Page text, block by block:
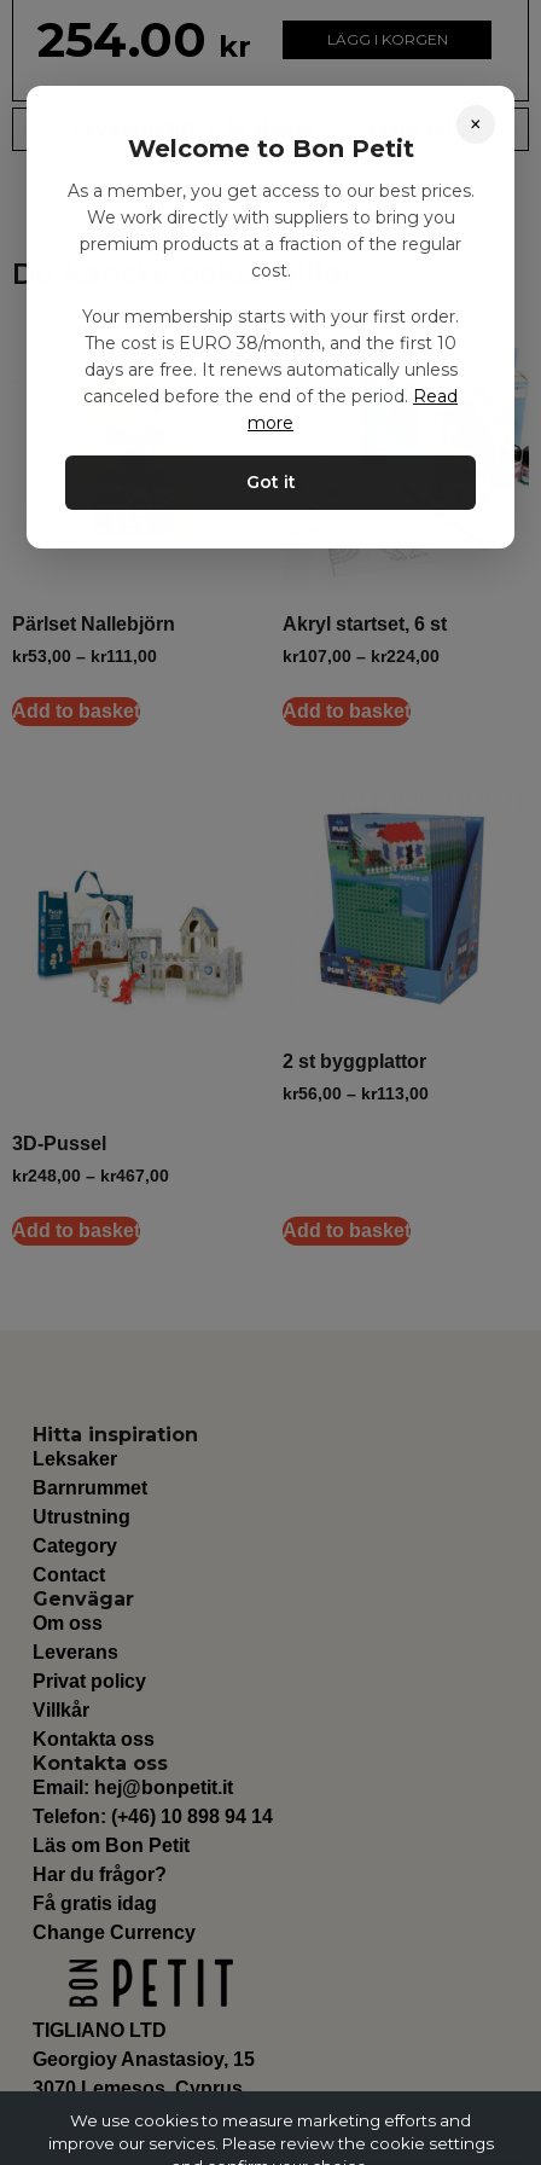
254.00 kr LÄGG I KORGEN
Frakt EURO 4
Du kanske också gillar
Pärlset Nallebjörn
kr53,00 – kr111,00
Add to basket
Akryl startset, 6 st
kr107,00 – kr224,00
Add to basket
3D-Pussel
kr248,00 – kr467,00
Add to basket
2 st byggplattor
kr56,00 – kr113,00
Add to basket
TIGLIANO LTD
Georgioy Anastasioy, 15
3070 Lemesos, Cyprus
ΗΕ 430179
Hitta inspiration
Leksaker
Barnrummet
Utrustning
Category
Contact
Genvägar
Om oss
Leverans
Privat policy
Villkår
Kontakta oss
Kontakta oss
Email: hej@bonpetit.it
Telefon: (+46) 10 898 94 14
Läs om Bon Petit
Har du frågor?
Få gratis idag
Change Currency
×
Welcome to Bon Petit
As a member, you get access to our best prices.
We work directly with suppliers to bring you
premium products at a fraction of the regular
cost.
Your membership starts with your first order.
The cost is EURO 38/month, and the first 10
days are free. It renews automatically unless
canceled before the end of the period. Read
more
Got it
We use cookies to measure marketing efforts and
improve our services. Please review the cookie settings